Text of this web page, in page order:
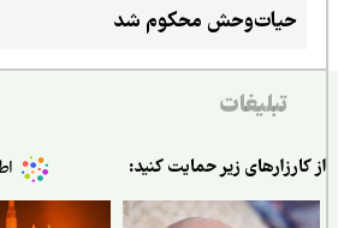
حیات‌وحش محکوم شد
تبلیغات
زیر حمایت کنید: